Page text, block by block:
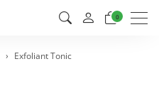
0
Exfoliant Tonic